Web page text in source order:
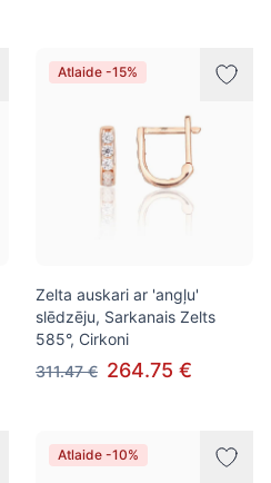
Atlaide -15%
Zelta auskari ar 'angļu'
slēdzēju, Sarkanais Zelts
585°, Cirkoni
311.47 € 264.75 €
Atlaide -10%